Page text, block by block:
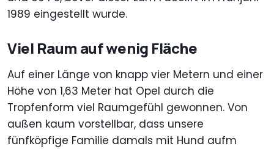
1989 eingestellt wurde.
Viel Raum auf wenig Fläche
Auf einer Länge von knapp vier Metern und einer
Höhe von 1,63 Meter hat Opel durch die
Tropfenform viel Raumgefühl gewonnen. Von
außen kaum vorstellbar, dass unsere
fünfköpfige Familie damals mit Hund aufm